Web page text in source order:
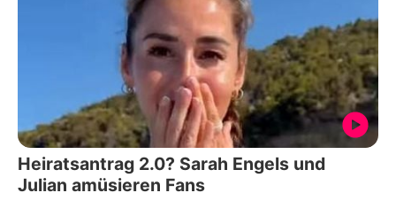
Heiratsantrag 2.0? Sarah Engels und
Julian amüsieren Fans